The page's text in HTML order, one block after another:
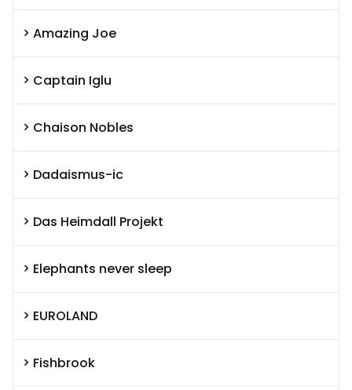
Amazing Joe
Captain Iglu
Chaison Nobles
Dadaismus-ic
Das Heimdall Projekt
Elephants never sleep
EUROLAND
Fishbrook